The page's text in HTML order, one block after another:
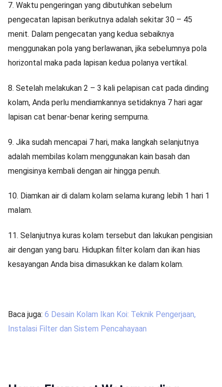
7. Waktu pengeringan yang dibutuhkan sebelum
pengecatan lapisan berikutnya adalah sekitar 30 – 45
menit. Dalam pengecatan yang kedua sebaiknya
menggunakan pola yang berlawanan, jika sebelumnya pola
horizontal maka pada lapisan kedua polanya vertikal.
8. Setelah melakukan 2 – 3 kali pelapisan cat pada dinding
kolam, Anda perlu mendiamkannya setidaknya 7 hari agar
lapisan cat benar-benar kering sempurna.
9. Jika sudah mencapai 7 hari, maka langkah selanjutnya
adalah membilas kolam menggunakan kain basah dan
mengisinya kembali dengan air hingga penuh.
10. Diamkan air di dalam kolam selama kurang lebih 1 hari 1
malam.
11. Selanjutnya kuras kolam tersebut dan lakukan pengisian
air dengan yang baru. Hidupkan filter kolam dan ikan hias
kesayangan Anda bisa dimasukkan ke dalam kolam.
Baca juga: 6 Desain Kolam Ikan Koi: Teknik Pengerjaan,
Instalasi Filter dan Sistem Pencahayaan